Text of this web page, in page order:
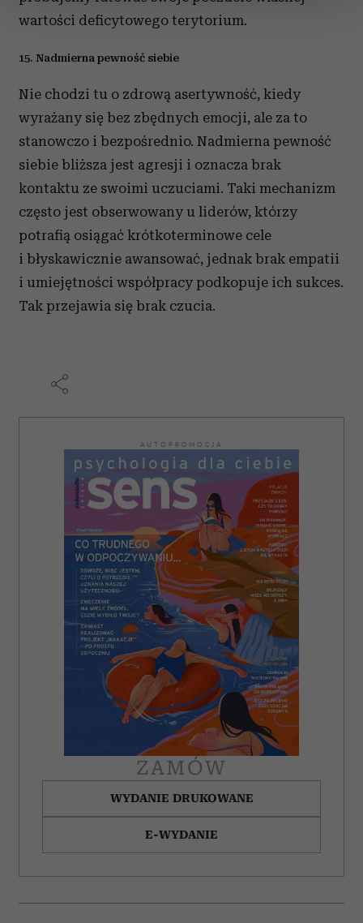
zmienić lub wycofać swoją zgodę w dowolnej chwili.
Wykorzystujemy pliki cookie do spersonalizowania treści
analizować ruch w naszej witrynie. Informacje o tym, jak
korzystasz z naszej witryny, udostępniamy partnerom
społecznościowym, reklamowym i analitycznym.
Partnerzy mogą połączyć te informacje z innymi danymi
otrzymanymi od Ciebie lub uzyskanymi podczas
korzystania z ich usług.
wartości deficytowego terytorium.
15. Nadmierna pewność siebie
Nie chodzi tu o zdrową asertywność, kiedy
wyrażany się bez zbędnych emocji, ale za to
stanowczo i bezpośrednio. Nadmierna pewność
siebie bliższa jest agresji i oznacza brak
kontaktu ze swoimi uczuciami. Taki mechanizm
często jest obserwowany u liderów, którzy
potrafią osiągać krótkoterminowe cele
i błyskawicznie awansować, jednak brak empatii
i umiejętności współpracy podkopuje ich sukces.
Tak przejawia się brak czucia.
AUTOPROMOCJA
ZAMÓW
WYDANIE DRUKOWANE
E-WYDANIE